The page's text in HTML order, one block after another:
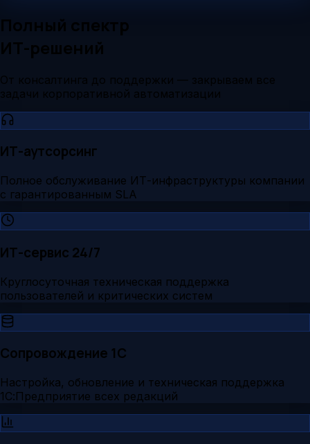
Полный спектр
ИТ-решений
От консалтинга до поддержки — закрываем все
задачи корпоративной автоматизации
ИТ-аутсорсинг
Полное обслуживание ИТ-инфраструктуры компании
с гарантированным SLA
ИТ-сервис 24/7
Круглосуточная техническая поддержка
пользователей и критических систем
Сопровождение 1С
Настройка, обновление и техническая поддержка
1С:Предприятие всех редакций